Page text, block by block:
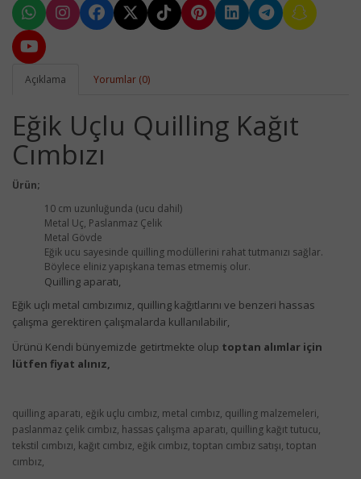
Açıklama Yorumlar (0)
Eğik Uçlu Quilling Kağıt
Cımbızı
Ürün;
10 cm uzunluğunda (ucu dahil)
Metal Uç, Paslanmaz Çelik
Metal Gövde
Eğik ucu sayesinde quilling modüllerini rahat tutmanızı sağlar.
Böylece eliniz yapışkana temas etmemiş olur.
Quilling aparatı,
Eğik uçlı metal cımbızımız, quilling kağıtlarını ve benzeri hassas
çalışma gerektiren çalışmalarda kullanılabilir,
Ürünü Kendi bünyemizde getirtmekte olup toptan alımlar için
lütfen fiyat alınız,
quilling aparatı, eğik uçlu cımbız, metal cımbız, quilling malzemeleri,
paslanmaz çelik cımbız, hassas çalışma aparatı, quilling kağıt tutucu,
tekstil cımbızı, kağıt cımbız, eğik cımbız, toptan cımbız satışı, toptan
cımbız,